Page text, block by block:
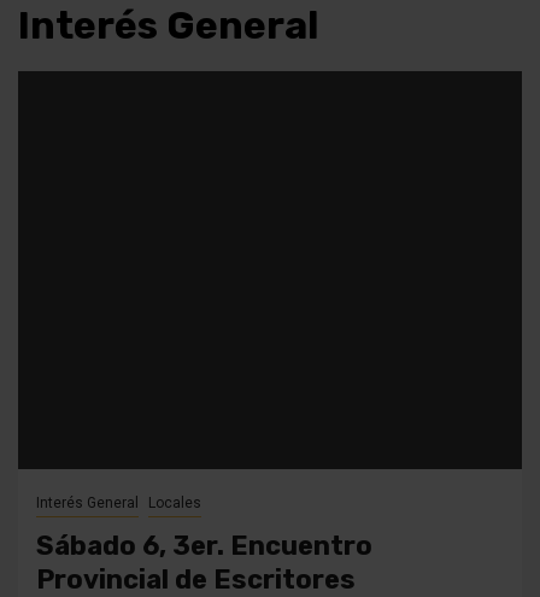
Interés General
Interés General Locales
Sábado 6, 3er. Encuentro
Provincial de Escritores